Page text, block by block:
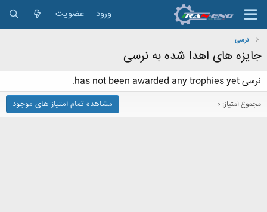
ورود عضویت
نرسی
جایزه های اهدا شده به نرسی
نرسی has not been awarded any trophies yet.
مجموع امتیاز: 0 مشاهده تمام امتیاز های موجود